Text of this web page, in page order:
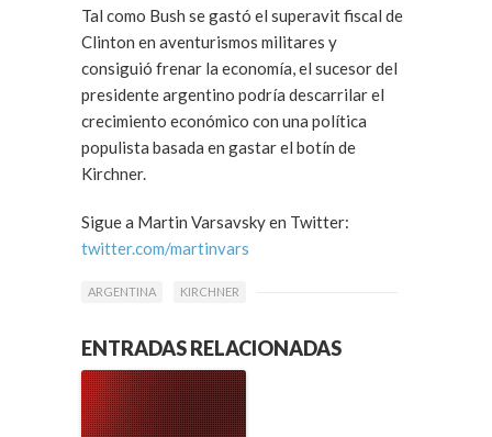
Tal como Bush se gastó el superavit fiscal de
Clinton en aventurismos militares y
consiguió frenar la economía, el sucesor del
presidente argentino podría descarrilar el
crecimiento económico con una política
populista basada en gastar el botín de
Kirchner.
Sigue a Martin Varsavsky en Twitter:
twitter.com/martinvars
ARGENTINA KIRCHNER
ENTRADAS RELACIONADAS